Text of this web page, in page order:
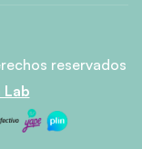
reservados
Lab